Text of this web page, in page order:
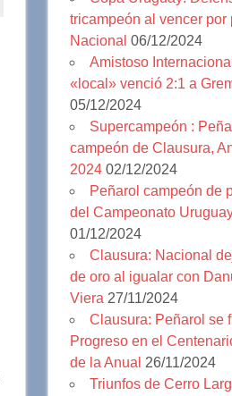
tricampeón al vencer por
Nacional 06/12/2024
Amistoso
«local» venció 2:1 a
05/12/2024
Supercampeón :
campeón de Clausura,
2024 02/12/2024
Peñarol campeón de
del Campeonato
01/12/2024
Clausura: Nacional
de oro al igualar con
Viera 27/11/2024
Clausura: Peñarol se
Progreso en el
de la Anual 26/11/2024
Triunfos de Cerro